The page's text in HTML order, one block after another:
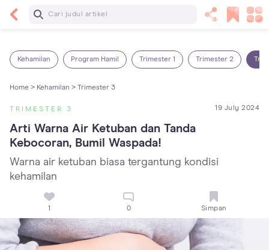
Baca Selanjutnya
Kehamilan Program Hamil Trimester 1 Trimester 2
Home > Kehamilan > Trimester 3
TRIMESTER 3 19 July 2024
Arti Warna Air Ketuban dan Tanda
Kebocoran, Bumil Waspada!
Warna air ketuban biasa tergantung kondisi
kehamilan
1 0 Simpan